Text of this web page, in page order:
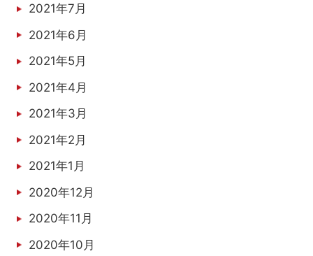
2021年7月
2021年6月
2021年5月
2021年4月
2021年3月
2021年2月
2021年1月
2020年12月
2020年11月
2020年10月